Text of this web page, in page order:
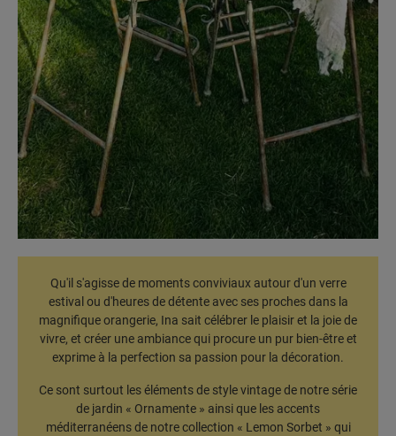
Qu'il s'agisse de moments conviviaux autour d'un verre
estival ou d'heures de détente avec ses proches dans la
magnifique orangerie, Ina sait célébrer le plaisir et la joie de
vivre, et créer une ambiance qui procure un pur bien-être et
exprime à la perfection sa passion pour la décoration.
Ce sont surtout les éléments de style vintage de notre série
de jardin « Ornamente » ainsi que les accents
méditerranéens de notre collection « Lemon Sorbet » qui